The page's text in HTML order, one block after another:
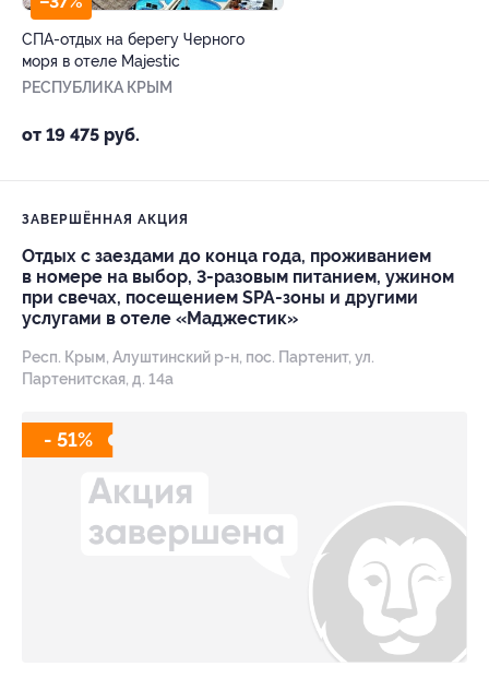
СПА-отдых на берегу Черного
моря в отеле Majestic
РЕСПУБЛИКА КРЫМ
от 19 475 руб.
ЗАВЕРШЁННАЯ АКЦИЯ
Отдых с заездами до конца года, проживанием
в номере на выбор, 3-разовым питанием, ужином
при свечах, посещением SPA-зоны и другими
услугами в отеле «Маджестик»
Респ. Крым, Алуштинский р-н, пос. Партенит, ул.
Партенитская, д. 14а
- 51%